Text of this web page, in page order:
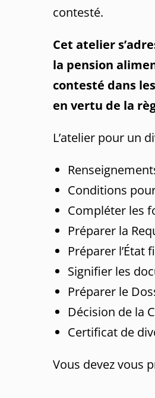
contesté.
Cet atelier
la pension
contesté dans
en vertu de la
L’atelier pour un
Conditions
Compléter les
Préparer la
Préparer l’État
Signifier les
Préparer le
Décision de la
Certificat de
Vous devez vous